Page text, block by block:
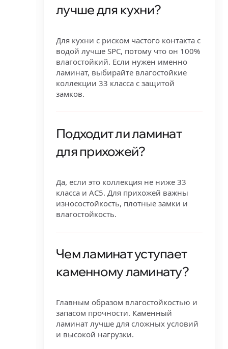
лучше для кухни?
Для кухни с риском частого контакта с
водой лучше SPC, потому что он 100%
влагостойкий. Если нужен именно
ламинат, выбирайте влагостойкие
коллекции 33 класса с защитой
замков.
Подходит ли ламинат
для прихожей?
Да, если это коллекция не ниже 33
класса и AC5. Для прихожей важны
износостойкость, плотные замки и
влагостойкость.
Чем ламинат уступает
каменному ламинату?
Главным образом влагостойкостью и
запасом прочности. Каменный
ламинат лучше для сложных условий
и высокой нагрузки.